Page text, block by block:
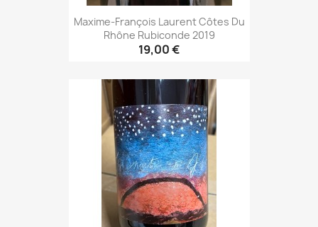
Maxime-François Laurent Côtes Du
Rhône Rubiconde 2019
19,00 €